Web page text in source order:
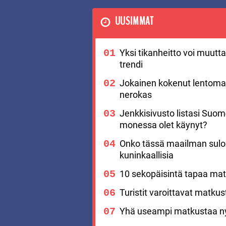
UUSIMMAT
Yksi tikanheitto voi
trendi
Jokainen kokenut
nerokas
Jenkkisivusto listasi
monessa olet käynyt?
Onko tässä maailman
kuninkaallisia
10 sekopäisintä tapaa
Turistit varoittavat
Yhä useampi matkustaa